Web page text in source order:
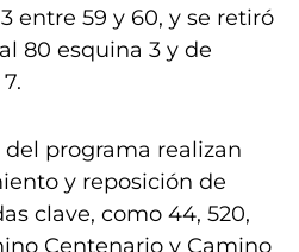
entre 59 y 60, y se retiró
80 esquina 3 y de
del programa realizan
y reposición de
clave, como 44, 520,
Centenario y Camino